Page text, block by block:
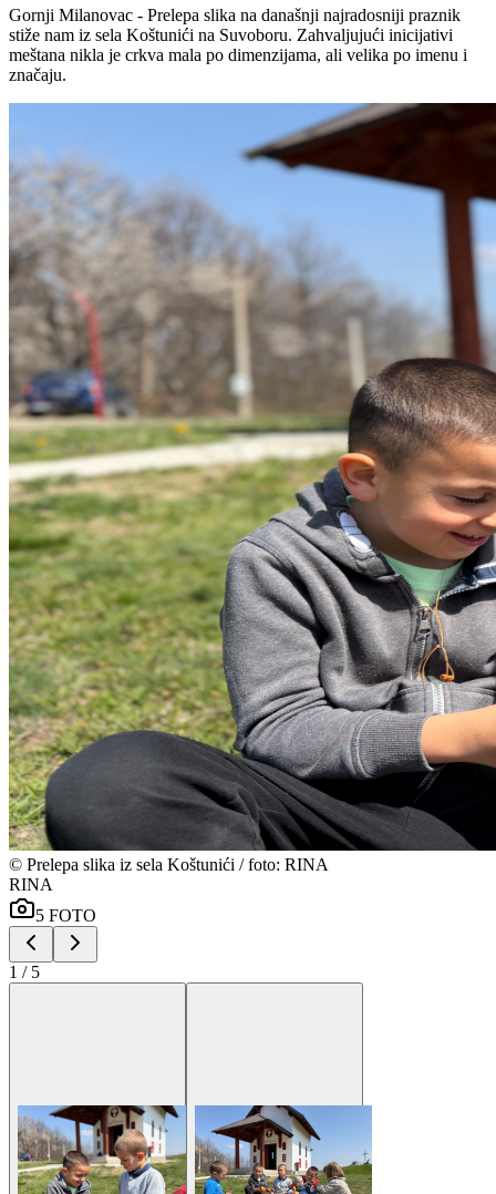
Gornji Milanovac - Prelepa slika na današnji najradosniji praznik
stiže nam iz sela Koštunići na Suvoboru. Zahvaljujući inicijativi
meštana nikla je crkva mala po dimenzijama, ali velika po imenu i
značaju.
© Prelepa slika iz sela Koštunići / foto: RINA
RINA
5 FOTO
1 / 5